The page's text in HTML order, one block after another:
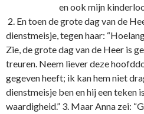
en ook mijn
2. En toen de grote dag van de
dienstmeisje, tegen haar:
Zie, de grote dag van de Heer is
treuren. Neem liever deze
gegeven heeft; ik kan hem niet
dienstmeisje ben en hij een teken
waardigheid.” 3. Maar Anna zei: